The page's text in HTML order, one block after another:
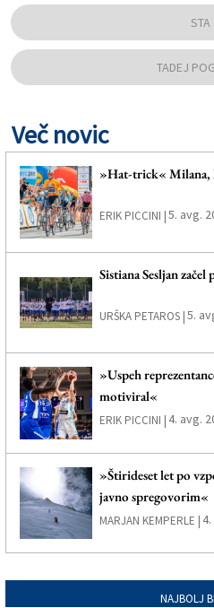
STA
TADEJ
Več novic
»Hat-trick« Milana,
ERIK PICCINI |5. avg.
Sistiana Sesljan
URŠKA PETAROS |5.
»Uspeh
motiviral«
ERIK PICCINI |4. avg.
»Štirideset let po
javno spregovorim«
MARJAN KEMPERLE |
NAJBOLJ